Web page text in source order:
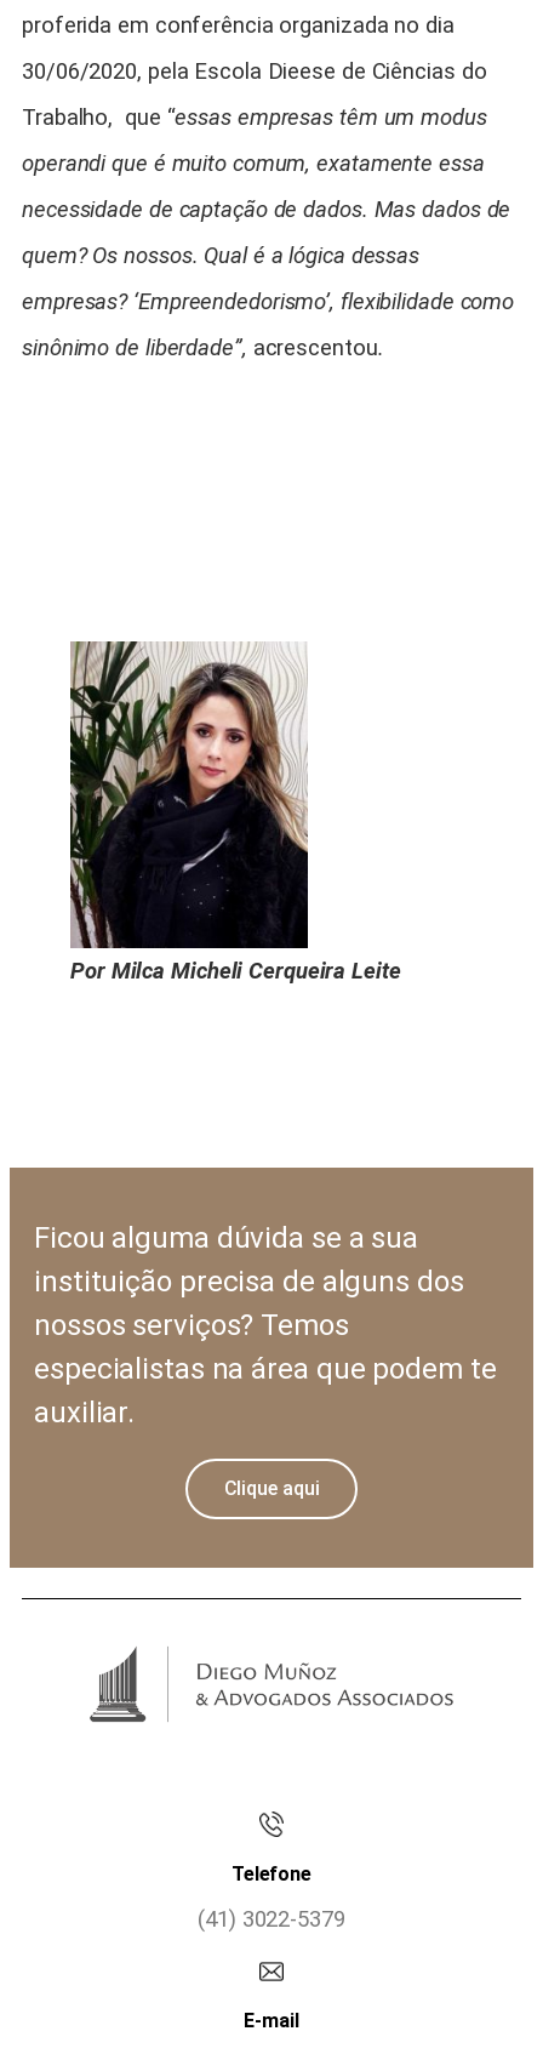
proferida em conferência organizada no dia
30/06/2020, pela Escola Dieese de Ciências do
Trabalho, que “essas empresas têm um modus
operandi que é muito comum, exatamente essa
necessidade de captação de dados. Mas dados de
quem? Os nossos. Qual é a lógica dessas
empresas? ‘Empreendedorismo’, flexibilidade como
sinônimo de liberdade”, acrescentou.
Por Milca Micheli Cerqueira Leite
Ficou alguma dúvida se a sua
instituição precisa de alguns dos
nossos serviços? Temos
especialistas na área que podem te
auxiliar.
Clique aqui
Telefone
(41) 3022-5379
E-mail